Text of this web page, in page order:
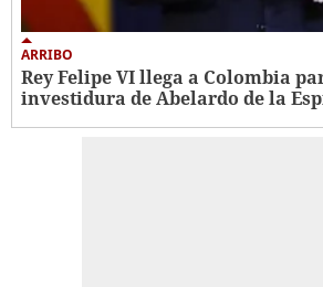
ARRIBO
Rey Felipe VI llega a Colombia
investidura de Abelardo de la